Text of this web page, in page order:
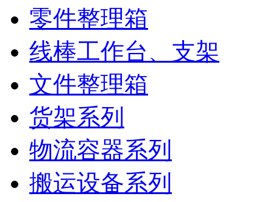
零件整理箱
线棒工作台、支架
文件整理箱
货架系列
物流容器系列
搬运设备系列